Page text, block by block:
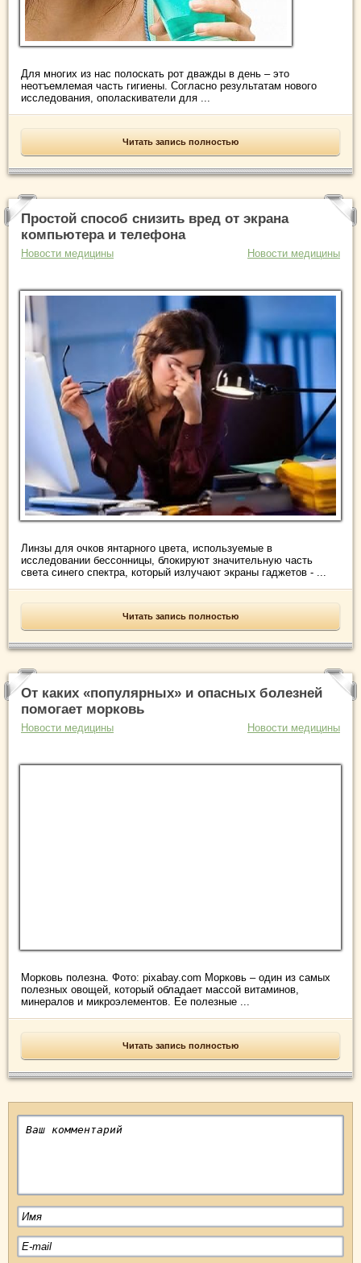
Для многих из нас полоскать рот дважды в день – это
неотъемлемая часть гигиены. Согласно результатам нового
исследования, ополаскиватели для ...
Читать запись полностью
Простой способ снизить вред от экрана
компьютера и телефона
Новости медицины Новости медицины
Линзы для очков янтарного цвета, используемые в
исследовании бессонницы, блокируют значительную часть
света синего спектра, который излучают экраны гаджетов - ...
Читать запись полностью
От каких «популярных» и опасных болезней
помогает морковь
Новости медицины Новости медицины
Морковь полезна. Фото: pixabay.com Морковь – один из самых
полезных овощей, который обладает массой витаминов,
минералов и микроэлементов. Ее полезные ...
Читать запись полностью